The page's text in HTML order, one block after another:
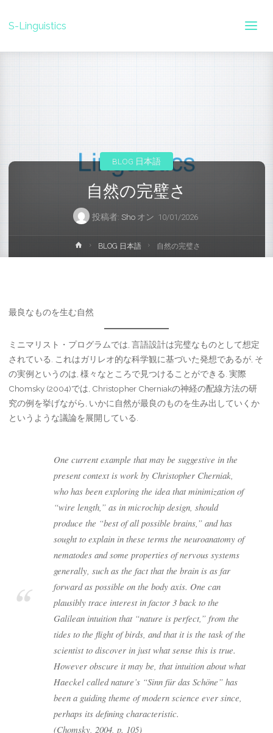
S-Linguistics
自然の完璧さ
投稿者: Sho オン 10/01/2026
BLOG 日本語
ホ
ー
BLOG 日本語 自然の完璧さ
最良なものを生む自然
ミニマリスト・プログラムでは, 言語設計は完璧なものとして想定
されている. これはガリレオ的な科学観に基づいた発想であるが, そ
の実例というのは, 様々なところで見つけることができる. 実際
Chomsky (2004)では, Christopher Cherniakの神経の配線方法の研
究の例を挙げながら, いかに自然が最良のものを生み出していくか
というような議論を展開している.
One current example that may be suggestive in the
present context is work by Christopher Cherniak,
who has been exploring the idea that minimization of
“wire length,” as in microchip design, should
produce the “best of all possible brains,” and has
sought to explain in these terms the neuroanatomy of
nematodes and some properties of nervous systems
generally, such as the fact that the brain is as far
forward as possible on the body axis. One can
plausibly trace interest in factor 3 back to the
Galilean intuition that “nature is perfect,” from the
tides to the flight of birds, and that it is the task of the
scientist to discover in just what sense this is true.
However obscure it may be, that intuition about what
Haeckel called nature’s “Sinn für das Schöne” has
been a guiding theme of modern science ever since,
perhaps its defining characteristic.
(Chomsky, 2004, p. 105)